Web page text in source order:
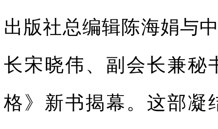
出版社总编辑陈海娟与
长宋晓伟、副会长兼秘
格》新书揭幕。这部凝